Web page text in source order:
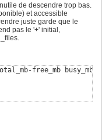
de descendre trop bas.
et accessible
juste garde que le
pas le '+' initial,